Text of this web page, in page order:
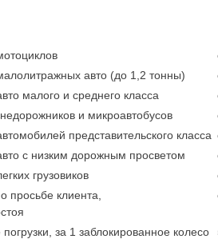
авто (до 1,2 тонны)
малого и среднего класса
и микроавтобусов
представительского класса
с низким дорожным просветом
грузовиков
просьбе клиента,
за 1 заблокированное колесо